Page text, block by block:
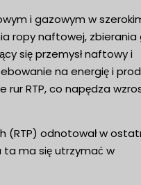
i gazowym w
ropy naftowej, zbierania
się przemysł naftowy i
na energię i
RTP, co napędza
(RTP) odnotował w
ma się utrzymać w